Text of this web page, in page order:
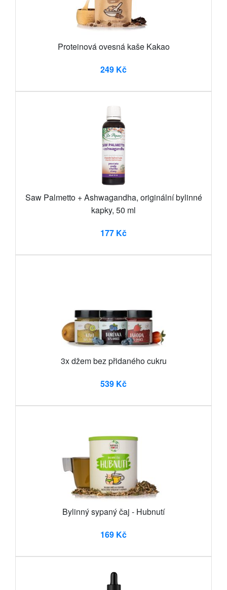
Proteinová ovesná kaše Kakao
249 Kč
Saw Palmetto + Ashwagandha, originální bylinné
kapky, 50 ml
177 Kč
3x džem bez přidaného cukru
539 Kč
Bylinný sypaný čaj - Hubnutí
169 Kč